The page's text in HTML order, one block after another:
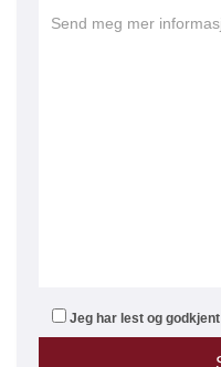
Jeg har lest og godkjent